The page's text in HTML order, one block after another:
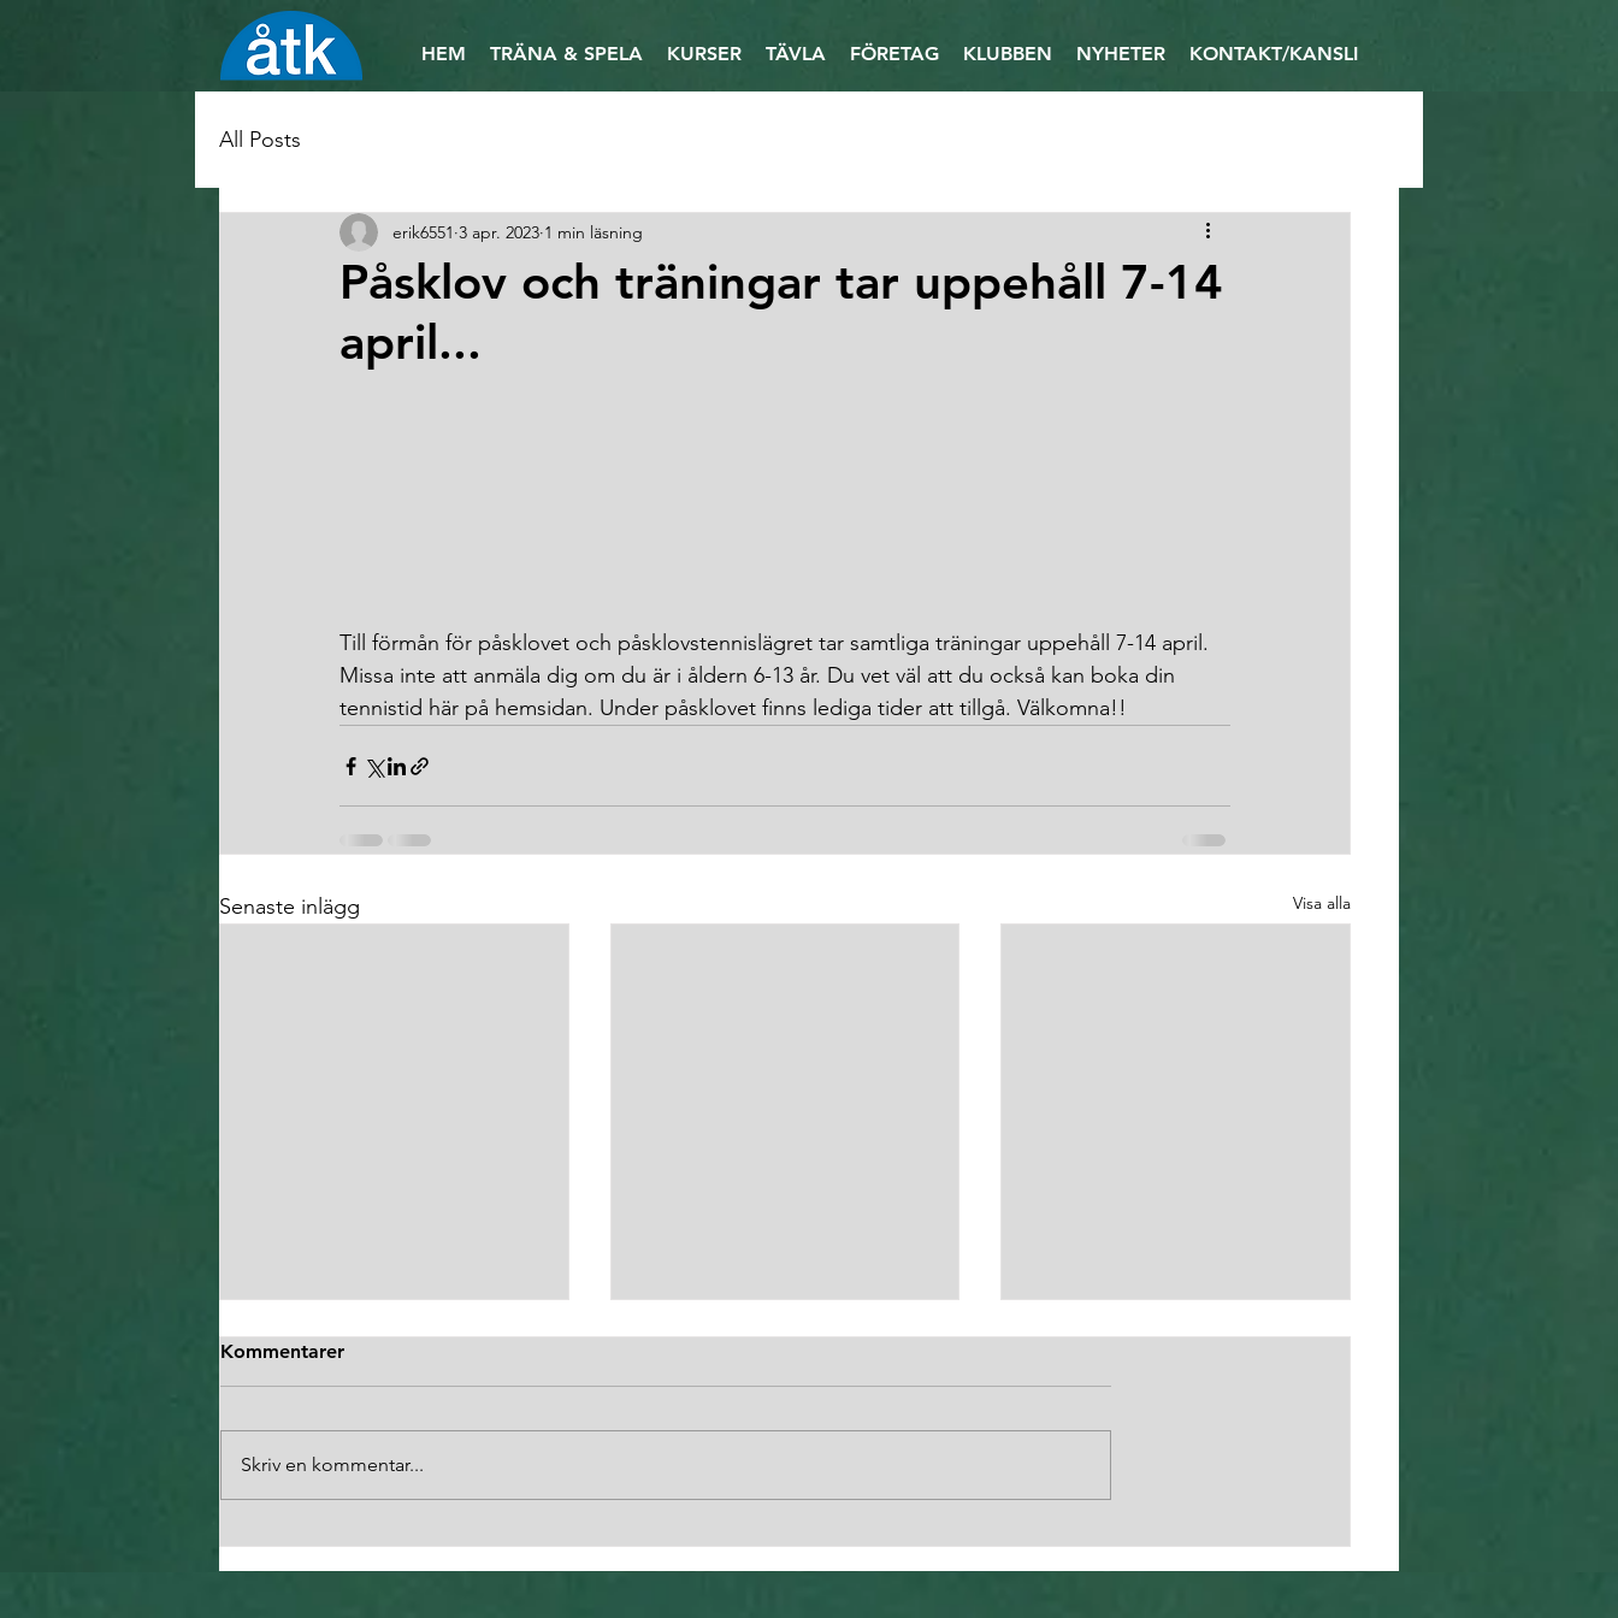
HEM TRÄNA & SPELA KURSER TÄVLA FÖRETAG KLUBBEN NYHETER KONTAKT/KANSLI
All Posts
Påsklov och träningar tar uppehåll 7-14
april...
erik6551 3 apr. 2023 1 min läsning
Till förmån för påsklovet och påsklovstennislägret tar samtliga träningar uppehåll 7-14 april.
Missa inte att anmäla dig om du är i åldern 6-13 år. Du vet väl att du också kan boka din
tennistid här på hemsidan. Under påsklovet finns lediga tider att tillgå. Välkomna!!
Senaste inlägg Visa alla
öppen
maj
33 Anmälan är öppen
Kommentarer
Skriv en kommentar...